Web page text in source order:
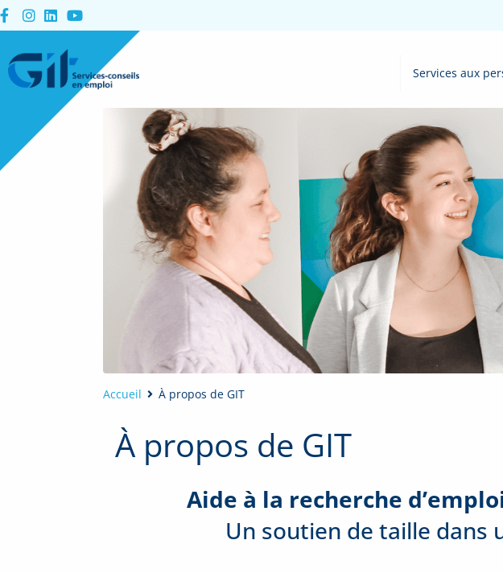
Services aux
Accueil À propos de GIT
À propos de GIT
Aide à la recherche
Un soutien de taille dans